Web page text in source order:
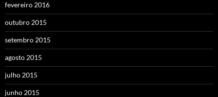
fevereiro 2016
outubro 2015
setembro 2015
agosto 2015
julho 2015
junho 2015